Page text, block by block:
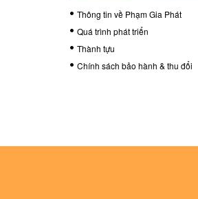
Thông tin về Phạm Gia Phát
Quá trình phát triển
Thành tựu
Chính sách bảo hành & thu đổi